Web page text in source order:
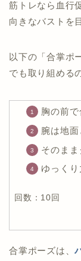
三本指
回数：10回
回数：10回
筋トレなら血行
向きなバストを
以下の「合掌ポ
でも取り組める
胸の前で
腕は地
そのま
ゆっくり
回数：10回
合掌ポーズは、